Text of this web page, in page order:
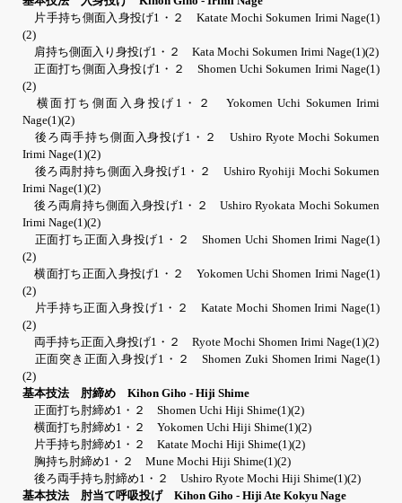
片手持ち側面入身投げ1・２ Katate Mochi Sokumen Irimi Nage(1)
(2)
肩持ち側面入り身投げ1・２ Kata Mochi Sokumen Irimi Nage(1)(2)
正面打ち側面入身投げ1・２ Shomen Uchi Sokumen Irimi Nage(1)
(2)
横面打ち側面入身投げ1・２ Yokomen Uchi Sokumen Irimi
Nage(1)(2)
後ろ両手持ち側面入身投げ1・２ Ushiro Ryote Mochi Sokumen
Irimi Nage(1)(2)
後ろ両肘持ち側面入身投げ1・２ Ushiro Ryohiji Mochi Sokumen
Irimi Nage(1)(2)
後ろ両肩持ち側面入身投げ1・２ Ushiro Ryokata Mochi Sokumen
Irimi Nage(1)(2)
正面打ち正面入身投げ1・２ Shomen Uchi Shomen Irimi Nage(1)
(2)
横面打ち正面入身投げ1・２ Yokomen Uchi Shomen Irimi Nage(1)
(2)
片手持ち正面入身投げ1・２ Katate Mochi Shomen Irimi Nage(1)
(2)
両手持ち正面入身投げ1・２ Ryote Mochi Shomen Irimi Nage(1)(2)
正面突き正面入身投げ1・２ Shomen Zuki Shomen Irimi Nage(1)
(2)
基本技法 肘締め Kihon Giho - Hiji Shime
正面打ち肘締め1・２ Shomen Uchi Hiji Shime(1)(2)
横面打ち肘締め1・２ Yokomen Uchi Hiji Shime(1)(2)
片手持ち肘締め1・２ Katate Mochi Hiji Shime(1)(2)
胸持ち肘締め1・２ Mune Mochi Hiji Shime(1)(2)
後ろ両手持ち肘締め1・２ Ushiro Ryote Mochi Hiji Shime(1)(2)
基本技法 肘当て呼吸投げ Kihon Giho - Hiji Ate Kokyu Nage